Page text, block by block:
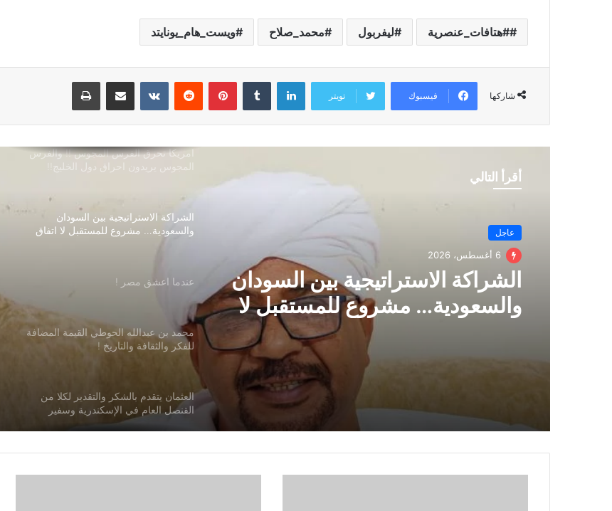
#هتافات_عنصرية ليفربول محمد_صلاح ويست_هام_يونايتد
شاركها فيسبوك تويتر
لينكدإن بينتيريست مشاركة عبر البريد طباعة
أقرأ التالي
عاجل
6 أغسطس، 2026
الشراكة الاستراتيجية بين السودان
والسعودية… مشروع للمستقبل لا
أنتظرونا الخميس علي قناة العروبة”
الجنسيات لحماية الملاحة الدولية”
لله در السعودية !
امريكا تحرق الفرس المجوس !! والفرس
المجوس يريدون احراق دول الخليج!!
الشراكة الاستراتيجية بين السودان
والسعودية… مشروع للمستقبل لا اتفاق
عندما اعشق مصر !
محمد بن عبدالله الحوطي القيمة المضافة
للفكر والثقافة والتاريخ !
العثمان يتقدم بالشكر والتقدير لكلا من
القنصل العام في الإسكندرية وسفير
المملكة لدي بيروت
!